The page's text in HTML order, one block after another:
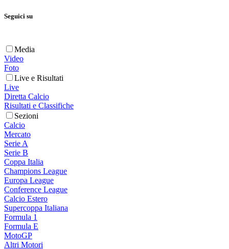
Seguici su
Media
Video
Foto
Live e Risultati
Live
Diretta Calcio
Risultati e Classifiche
Sezioni
Calcio
Mercato
Serie A
Serie B
Coppa Italia
Champions League
Europa League
Conference League
Calcio Estero
Supercoppa Italiana
Formula 1
Formula E
MotoGP
Altri Motori